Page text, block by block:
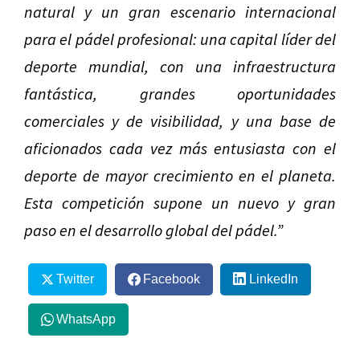
natural y un gran escenario internacional
para el pádel profesional: una capital líder del
deporte mundial, con una infraestructura
fantástica, grandes oportunidades
comerciales y de visibilidad, y una base de
aficionados cada vez más entusiasta con el
deporte de mayor crecimiento en el planeta.
Esta competición supone un nuevo y gran
paso en el desarrollo global del pádel.”
Twitter Facebook LinkedIn
WhatsApp